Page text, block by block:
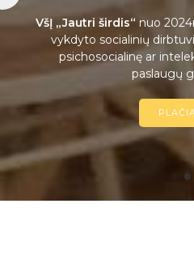
VšĮ „Jautri širdis“ nuo
vykdyto socialinių
psichosocialinę ar
paslaugų